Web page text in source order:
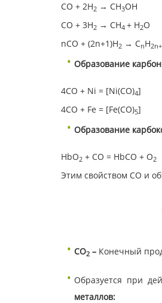
СО + 2Н2 → СН3ОН
СО + 3Н2 → СН4 + Н2О
nСО + (2n+1)Н2 → СnН2n
Образование
4СO + Ni = [Ni(СO)4]
4СO + Fe = [Fe(СO)5]
Образование
HbO2 + CO = HbCO + O2
Этим свойством СО и
CO2 – Конечный
Образуется при
металлов: